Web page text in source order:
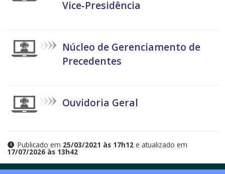
Vice-Presidência
Núcleo de Gerenciamento de
Precedentes
Ouvidoria Geral
Publicado em 25/03/2021 às 17h12e atualizado em
17/07/2026 às 13h42